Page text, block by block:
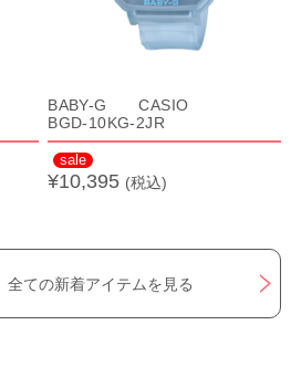
BABY-G CASIO
BGD-10KG-2JR
sale
¥10,395 (税込)
全ての新着アイテムを見る